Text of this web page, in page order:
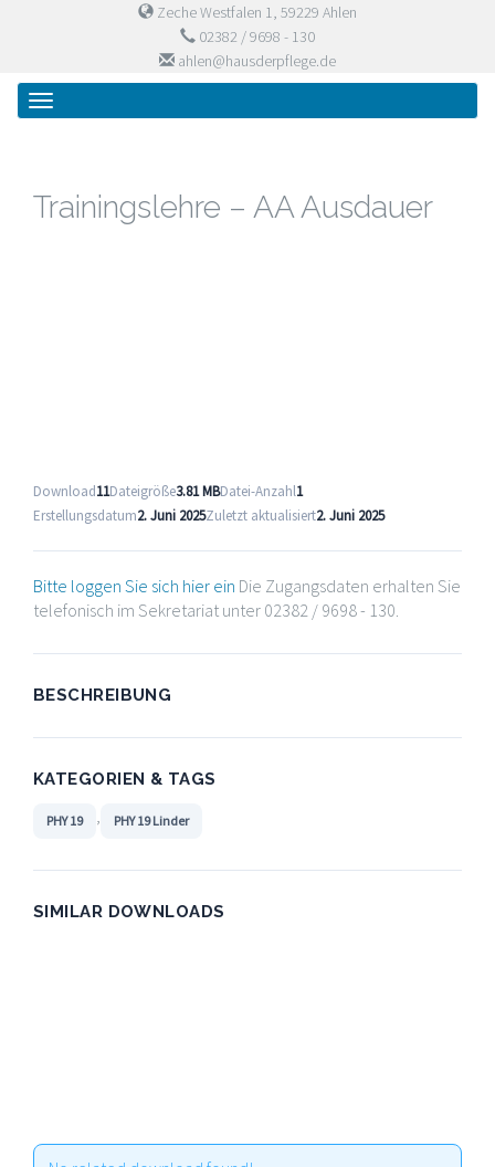
Zeche Westfalen 1, 59229 Ahlen
02382 / 9698 - 130
ahlen@hausderpflege.de
Primary
Menu
Skip
Haus der Pflege
Trainingslehre – AA Ausdauer
Download11Dateigröße3.81 MBDatei-Anzahl1
Erstellungsdatum2. Juni 2025Zuletzt aktualisiert2. Juni 2025
Bitte loggen Sie sich hier ein Die Zugangsdaten erhalten Sie
telefonisch im Sekretariat unter 02382 / 9698 - 130.
BESCHREIBUNG
KATEGORIEN & TAGS
PHY 19 , PHY 19 Linder
SIMILAR DOWNLOADS